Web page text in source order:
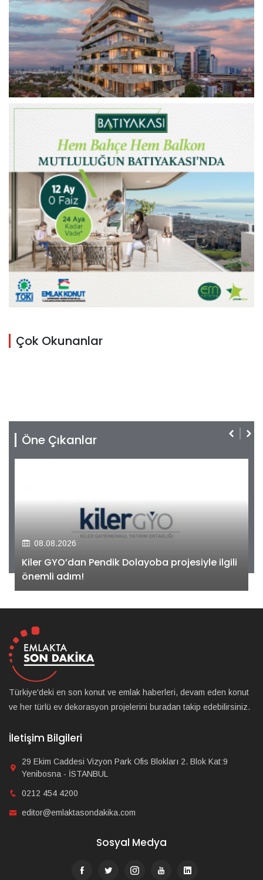
Çok Okunanlar
Öne Çıkanlar
08.08.2026
Kiler GYO’dan Pendik Dolayoba projesiyle ilgili
önemli adım!
Türkiye'deki en son konut ve emlak haberleri, devam eden konut
ve her türlü ev dekorasyon projelerini buradan takip edebilirsiniz.
İletişim Bilgileri
29 Ekim Caddesi Vizyon Park Ofis Blokları 2. Blok Kat:9
Yenibosna - İSTANBUL
0212 454 4200
editor@emlaktasondakika.com
Sosyal Medya